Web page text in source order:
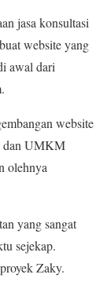
jasa konsultasi
website yang
awal dari
website
dan UMKM
olehnya
yang sangat
sejekap.
Zaky.